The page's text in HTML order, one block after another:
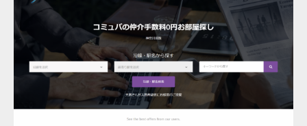
更新日： 2023.03.08
夜間対応型訪問介護
詳細 検索サイト
通常投稿